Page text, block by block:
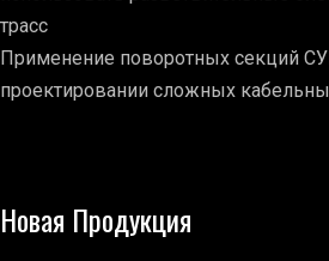
трасс
Применение поворотных секций
проектировании сложных
Новая Продукция